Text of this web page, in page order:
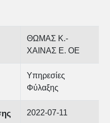
ΘΩΜΑΣ Κ.-
ΧΑΙΝΑΣ Ε. ΟΕ
Υπηρεσίες
Φύλαξης
2022-07-11